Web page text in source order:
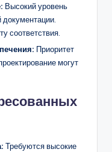
Высокий уровень
документации.
соответствия.
Приоритет
могут
Требуются высокие